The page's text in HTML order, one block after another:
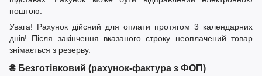
поштою.
Увага! Рахунок дійсний для оплати протягом 3 календарних
днів! Після закінчення вказаного строку неоплачений товар
знімається з резерву.
₴ Безготівковий (рахунок-фактура з ФОП)